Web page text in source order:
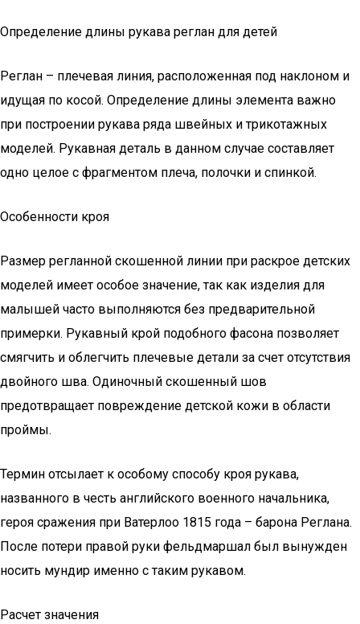
Определение длины рукава реглан для детей
Реглан – плечевая линия, расположенная под наклоном и
идущая по косой. Определение длины элемента важно
при построении рукава ряда швейных и трикотажных
моделей. Рукавная деталь в данном случае составляет
одно целое с фрагментом плеча, полочки и спинкой.
Особенности кроя
Размер регланной скошенной линии при раскрое детских
моделей имеет особое значение, так как изделия для
малышей часто выполняются без предварительной
примерки. Рукавный крой подобного фасона позволяет
смягчить и облегчить плечевые детали за счет отсутствия
двойного шва. Одиночный скошенный шов
предотвращает повреждение детской кожи в области
проймы.
Термин отсылает к особому способу кроя рукава,
названного в честь английского военного начальника,
героя сражения при Ватерлоо 1815 года – барона Реглана.
После потери правой руки фельдмаршал был вынужден
носить мундир именно с таким рукавом.
Расчет значения